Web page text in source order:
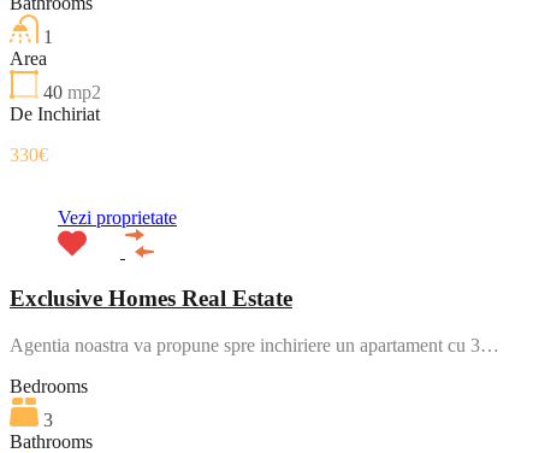
1
Area
40 mp2
De Inchiriat
330€
Vezi proprietate
Exclusive Homes Real Estate
Agentia noastra va propune spre inchiriere un apartament cu 3…
Bedrooms
3
Bathrooms